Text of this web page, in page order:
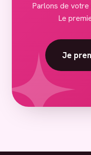
Parlons de
Le
Je